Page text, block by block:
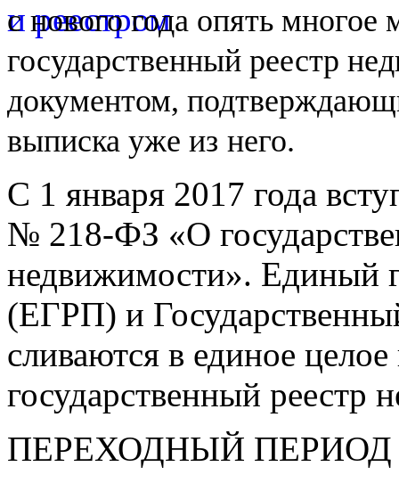
с нового года опять
государственный реестр
документом,
выписка уже из него.
С 1 января 2017 года
№ 218-ФЗ «О
недвижимости». Единый
(ЕГРП) и
сливаются в единое
государственный
ПЕРЕХОДНЫЙ ПЕРИОД